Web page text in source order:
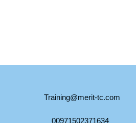
Training@merit-tc.com
00971502371634